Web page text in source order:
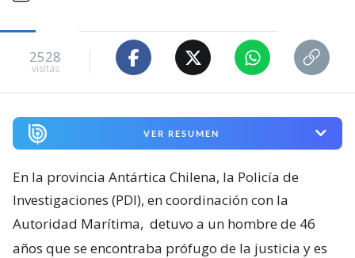
2528
visitas
VER RESUMEN
En la provincia Antártica Chilena, la Policía de
Investigaciones (PDI), en coordinación con la
Autoridad Marítima, detuvo a un hombre de 46
años que se encontraba prófugo de la justicia y es